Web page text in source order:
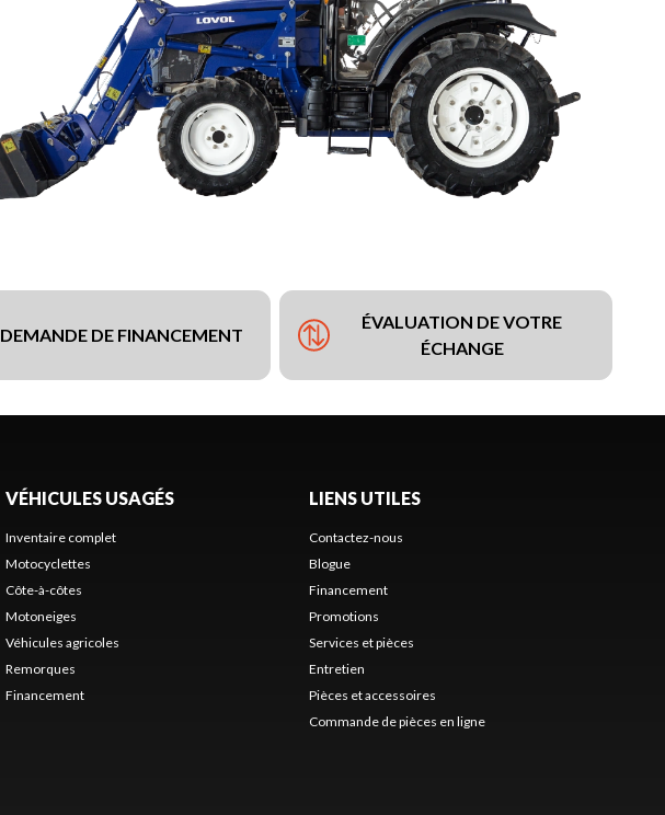
DEMANDE DE FINANCEMENT
ÉVALUATION DE VOTRE
ÉCHANGE
VÉHICULES USAGÉS
Inventaire complet
Motocyclettes
Côte-à-côtes
Motoneiges
Véhicules agricoles
Remorques
Financement
LIENS UTILES
Contactez-nous
Blogue
Financement
Promotions
Services et pièces
Entretien
Pièces et accessoires
Commande de pièces en ligne